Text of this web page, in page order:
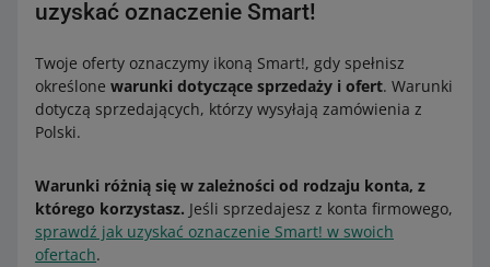
uzyskać oznaczenie Smart!
Twoje oferty oznaczymy ikoną Smart!, gdy spełnisz
określone warunki dotyczące sprzedaży i ofert. Warunki
dotyczą sprzedających, którzy wysyłają zamówienia z
Polski.
Warunki różnią się w zależności od rodzaju konta, z
którego korzystasz. Jeśli sprzedajesz z konta firmowego,
sprawdź jak uzyskać oznaczenie Smart! w swoich
ofertach.